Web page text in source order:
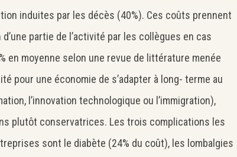
induites par les décès (40%). Ces coûts prennent
partie de l’activité par les collègues en cas
en moyenne selon une revue de littérature menée
pour une économie de s’adapter à long- terme au
l’innovation technologique ou l’immigration),
plutôt conservatrices. Les trois complications les
sont le diabète (24% du coût), les lombalgies